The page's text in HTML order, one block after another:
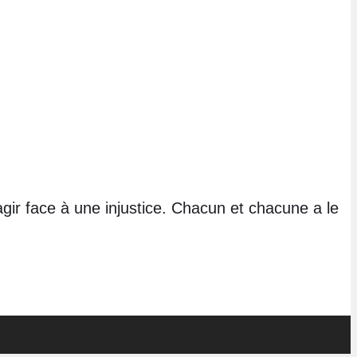
face à une injustice. Chacun et chacune a le